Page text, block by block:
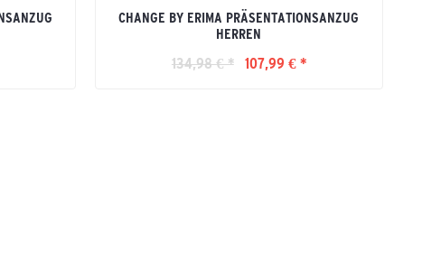
CHANGE BY ERIMA PRÄSENTATIONSANZUG
HERREN
134,98 € *
107,99 € *